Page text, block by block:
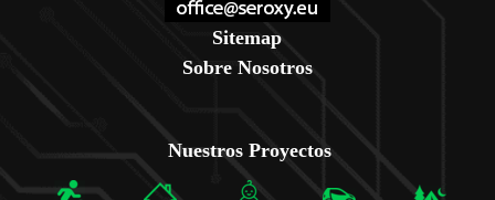
Sitemap
Sobre Nosotros
Nuestros Proyectos